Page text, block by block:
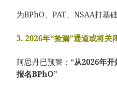
为BPhO、PAT、NSAA打基础
3. 2026年“捡漏”通道或将关
阿思丹已预警：“从2026年
报名BPhO”